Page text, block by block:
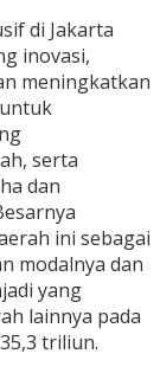
di Jakarta
inovasi,
meningkatkan
serta
dan
ini sebagai
modalnya dan
yang
lainnya pada
triliun.